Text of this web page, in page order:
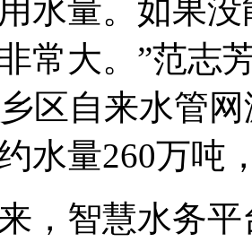
水量。如果
常大。”范志
区自来水管
水量260万吨
智慧水务平